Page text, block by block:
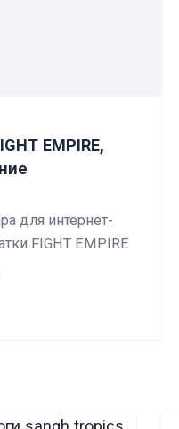
EMPIRE,
для интернет-
FIGHT EMPIRE